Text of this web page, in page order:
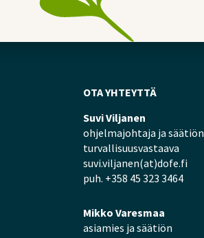
OTA YHTEYTTÄ
Suvi Viljanen
ohjelmajohtaja ja säätiön
turvallisuusvastaava
suvi.viljanen(at)dofe.fi
puh. +358 45 323 3464
Mikko Varesmaa
asiamies ja säätiön